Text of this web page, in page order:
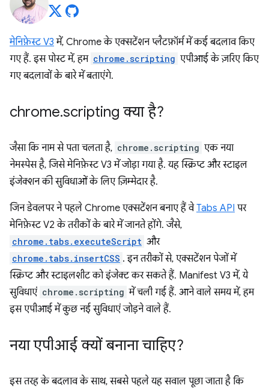
मेनिफ़ेस्ट V3 में, Chrome के एक्सटेंशन प्लैटफ़ॉर्म में कई बदलाव किए
गए हैं. इस पोस्ट में, हम chrome.scripting एपीआई के ज़रिए किए
गए बदलावों के बारे में बताएंगे.
chrome.scripting क्या है?
जैसा कि नाम से पता चलता है, chrome.scripting एक नया
नेमस्पेस है, जिसे मेनिफ़ेस्ट V3 में जोड़ा गया है. यह स्क्रिप्ट और स्टाइल
इंजेक्शन की सुविधाओं के लिए ज़िम्मेदार है.
जिन डेवलपर ने पहले Chrome एक्सटेंशन बनाए हैं वेTabs API पर
मेनिफ़ेस्ट V2 के तरीकों के बारे में जानते होंगे. जैसे,
chrome.tabs.executeScript और
chrome.tabs.insertCSS . इन तरीकों से, एक्सटेंशन पेजों में
स्क्रिप्ट और स्टाइलशीट को इंजेक्ट कर सकते हैं. Manifest V3 में, ये
सुविधाएं chrome.scripting में चली गई हैं. आने वाले समय में, हम
इस एपीआई में कुछ नई सुविधाएं जोड़ने वाले हैं.
नया एपीआई क्यों बनाना चाहिए?
इस तरह के बदलाव के साथ, सबसे पहले यह सवाल पूछा जाता है कि